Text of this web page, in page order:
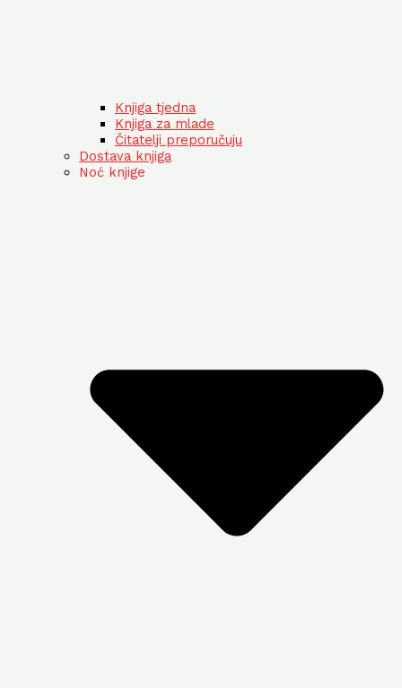
Knjiga tjedna
Knjiga za mlade
Čitatelji preporučuju
Dostava knjiga
Noć knjige